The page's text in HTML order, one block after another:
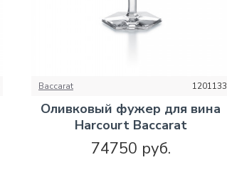
Baccarat 1201133
Оливковый фужер для вина
Harcourt Baccarat
74750 руб.